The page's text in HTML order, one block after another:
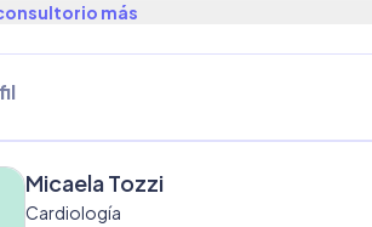
más
Micaela Tozzi
Cardiología